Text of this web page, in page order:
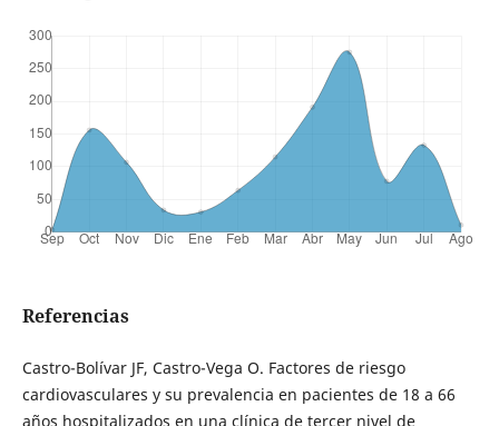
Referencias
Castro-Bolívar JF, Castro-Vega O. Factores de riesgo
cardiovasculares y su prevalencia en pacientes de 18 a 66
años hospitalizados en una clínica de tercer nivel de